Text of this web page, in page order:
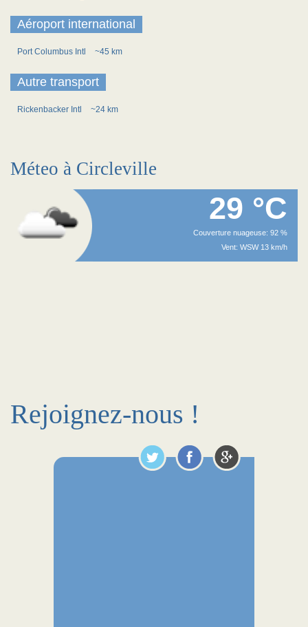
Aéroport international
Port Columbus Intl ~45 km
Autre transport
Rickenbacker Intl ~24 km
Méteo à Circleville
29 °C
Couverture nuageuse: 92 %
Vent: WSW 13 km/h
Rejoignez-nous !